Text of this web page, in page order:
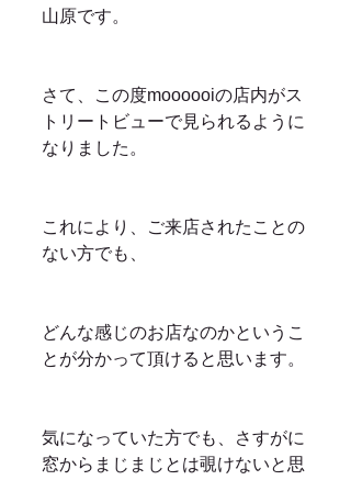
山原です。
さて、この度moooooiの店内がス
トリートビューで見られるように
なりました。
これにより、ご来店されたことの
ない方でも、
どんな感じのお店なのかというこ
とが分かって頂けると思います。
気になっていた方でも、さすがに
窓からまじまじとは覗けないと思